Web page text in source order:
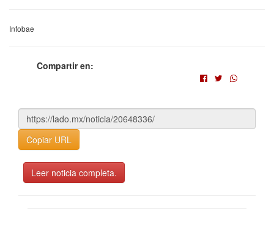
Infobae
Compartir en:
Copiar URL
Leer noticia completa.